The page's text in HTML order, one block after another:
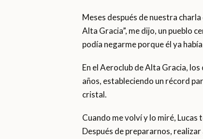
Meses después de nuestra
Alta Gracia”, me dijo, un pueblo
podía negarme porque él ya
En el Aeroclub de Alta Gracia,
años, estableciendo un récord
cristal.
Cuando me volví y lo miré, Lucas
Después de prepararnos,